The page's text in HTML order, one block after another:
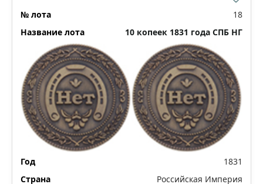
18
10 копеек 1831 года СПБ НГ
1831
Российская Империя